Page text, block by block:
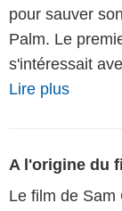
pour sauver
Palm. Le
s'intéressait
Lire plus
A l'origine du
Le film de Sam